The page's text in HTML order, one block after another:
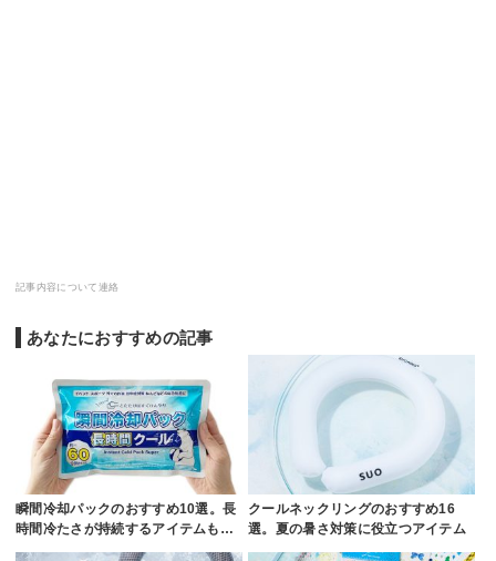
記事内容について連絡
あなたにおすすめの記事
瞬間冷却パックのおすすめ10選。長
時間冷たさが持続するアイテムも…
クールネックリングのおすすめ16
選。夏の暑さ対策に役立つアイテム